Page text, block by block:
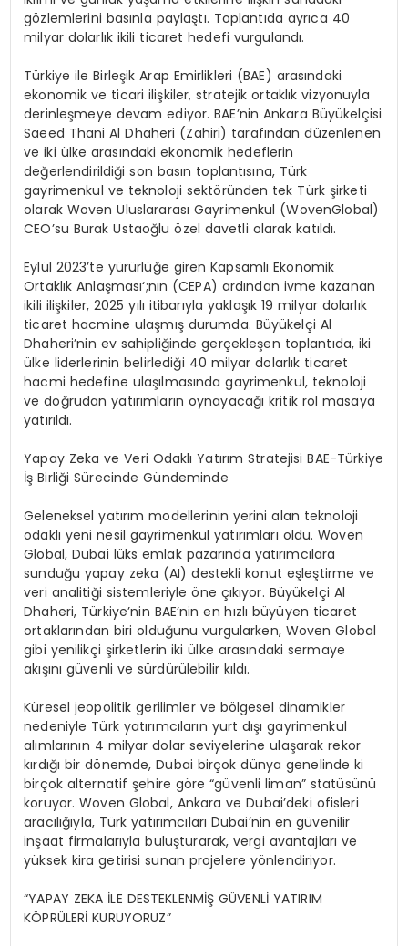
gözlemlerini basınla paylaştı. Toplantıda ayrıca 40
milyar dolarlık ikili ticaret hedefi vurgulandı.
Türkiye ile Birleşik Arap Emirlikleri (BAE) arasındaki
ekonomik ve ticari ilişkiler, stratejik ortaklık vizyonuyla
derinleşmeye devam ediyor. BAE’nin Ankara Büyükelçisi
Saeed Thani AlDhaheri (Zahiri) tarafından düzenlenen
ve iki ülke arasındaki ekonomik hedeflerin
değerlendirildiği son basın toplantısına, Türk
gayrimenkul ve teknoloji sektöründen tek Türk şirketi
olarak Woven Uluslararası Gayrimenkul (WovenGlobal)
CEO’su Burak Ustaoğlu özel davetli olarak katıldı.
Eylül 2023’te yürürlüğe giren Kapsamlı Ekonomik
Ortaklık Anlaşması‘;nın (CEPA) ardından ivme kazanan
ikili ilişkiler, 2025 yılı itibarıyla yaklaşık 19 milyar dolarlık
ticaret hacmine ulaşmış durumda. Büyükelçi Al
Dhaheri’nin ev sahipliğinde gerçekleşen toplantıda, iki
ülke liderlerinin belirlediği 40 milyar dolarlık ticaret
hacmi hedefine ulaşılmasında gayrimenkul, teknoloji
ve doğrudan yatırımların oynayacağı kritik rol masaya
yatırıldı.
Yapay Zeka ve Veri Odaklı Yatırım Stratejisi BAE-Türkiye
İş Birliği Sürecinde Gündeminde
Geleneksel yatırım modellerinin yerini alan teknoloji
odaklı yeni nesil gayrimenkul yatırımları oldu.Woven
Global, Dubai lüks emlak pazarında yatırımcılara
sunduğu yapay zeka (AI) destekli konut eşleştirme ve
veri analitiği sistemleriyle öne çıkıyor. Büyükelçi Al
Dhaheri, Türkiye’nin BAE’nin en hızlı büyüyen ticaret
ortaklarından biri olduğunu vurgularken, Woven Global
gibi yenilikçi şirketlerin iki ülke arasındaki sermaye
akışını güvenli ve sürdürülebilir kıldı.
Küresel jeopolitik gerilimler ve bölgesel dinamikler
nedeniyle Türk yatırımcıların yurt dışı gayrimenkul
alımlarının 4 milyar dolar seviyelerine ulaşarak rekor
kırdığı bir dönemde, Dubai birçok dünya genelinde ki
birçok alternatifşehire göre “güvenli liman” statüsünü
koruyor.Woven Global, Ankara ve Dubai’deki ofisleri
aracılığıyla, Türk yatırımcıları Dubai’nin en güvenilir
inşaat firmalarıyla buluşturarak, vergi avantajları ve
yüksek kira getirisi sunan projelere yönlendiriyor.
“YAPAY ZEKA İLE DESTEKLENMİŞ GÜVENLİ YATIRIM
KÖPRÜLERİ KURUYORUZ”